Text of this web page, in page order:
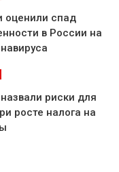
оценили спад
в России на
риски для
росте налога на